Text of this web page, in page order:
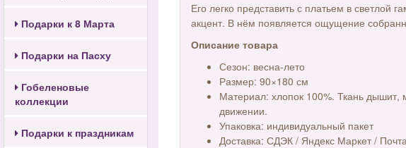
Подарки к 8 Марта
Подарки на Пасху
Гобеленовые
коллекции
Подарки к праздникам
Его легко представить с платьем в светлой
акцент. В нём появляется ощущение
Описание товара
Сезон: весна-лето
Размер: 90×180 см
Материал: хлопок 100%. Ткань дышит,
движении.
Упаковка: индивидуальный пакет
Доставка: СДЭК / Яндекс Маркет /